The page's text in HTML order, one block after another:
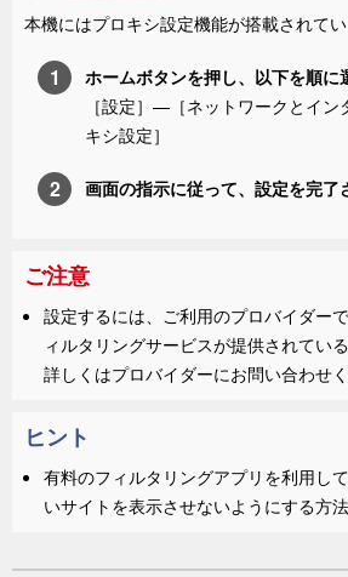
本機にはプロキシ設定機能が搭載されてい
ホームボタンを押し、以下を順に
［設定］— ［ネットワークとイン
キシ設定］
画面の指示に従って、設定を完了
ご注意
設定するには、ご利用のプロバイダー
ィルタリングサービスが提供されてい
詳しくはプロバイダーにお問い合わせく
ヒント
有料のフィルタリングアプリを利用し
いサイトを表示させないようにする方法